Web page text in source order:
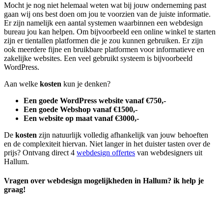
Mocht je nog niet helemaal weten wat bij jouw onderneming past
gaan wij ons best doen om jou te voorzien van de juiste informatie.
Er zijn namelijk een aantal systemen waarbinnen een webdesign
bureau jou kan helpen. Om bijvoorbeeld een online winkel te starten
zijn er tientallen platformen die je zou kunnen gebruiken. Er zijn
ook meerdere fijne en bruikbare platformen voor informatieve en
zakelijke websites. Een veel gebruikt systeem is bijvoorbeeld
WordPress.
Aan welke kosten kun je denken?
Een goede WordPress website vanaf €750,-
Een goede Webshop vanaf €1500,-
Een website op maat vanaf €3000,-
De kosten zijn natuurlijk volledig afhankelijk van jouw behoeften
en de complexiteit hiervan. Niet langer in het duister tasten over de
prijs? Ontvang direct 4 webdesign offertes van webdesigners uit
Hallum.
Vragen over webdesign mogelijkheden in Hallum? ik help je
graag!